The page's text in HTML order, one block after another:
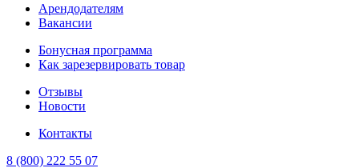
Арендодателям
Вакансии
Бонусная программа
Как зарезервировать товар
Отзывы
Новости
Контакты
8 (800) 222 55 07